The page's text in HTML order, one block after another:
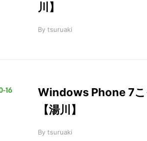
川】
By tsuruaki
16
Windows Phone 7こ
【湯川】
By tsuruaki